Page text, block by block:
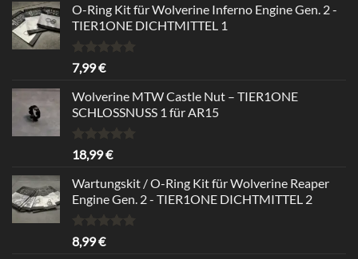
O-Ring Kit für Wolverine Inferno Engine Gen. 2 -
TIER1ONE DICHTMITTEL 1
Rated
out of 5
7,99€
Wolverine MTW Castle Nut – TIER1ONE
SCHLOSSNUSS 1 für AR15
Rated5.00
out of 5
18,99€
Wartungskit / O-Ring Kit für Wolverine Reaper
Engine Gen. 2 - TIER1ONE DICHTMITTEL 2
Rated
out of 5
8,99€